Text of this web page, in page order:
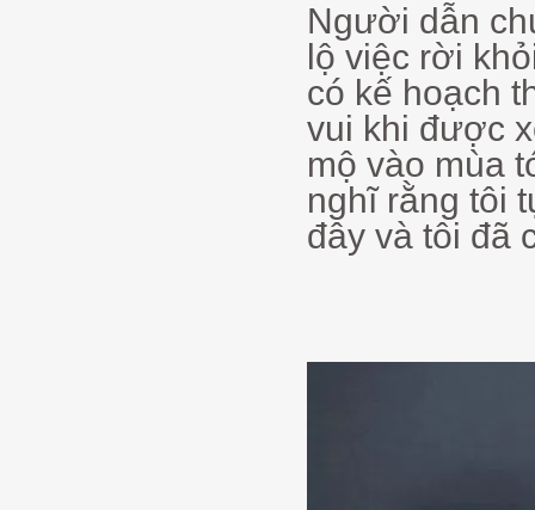
Người dẫn
lộ việc rời
có kế hoạch
vui khi được
mộ vào mùa
nghĩ rằng tôi
đây và tôi đã